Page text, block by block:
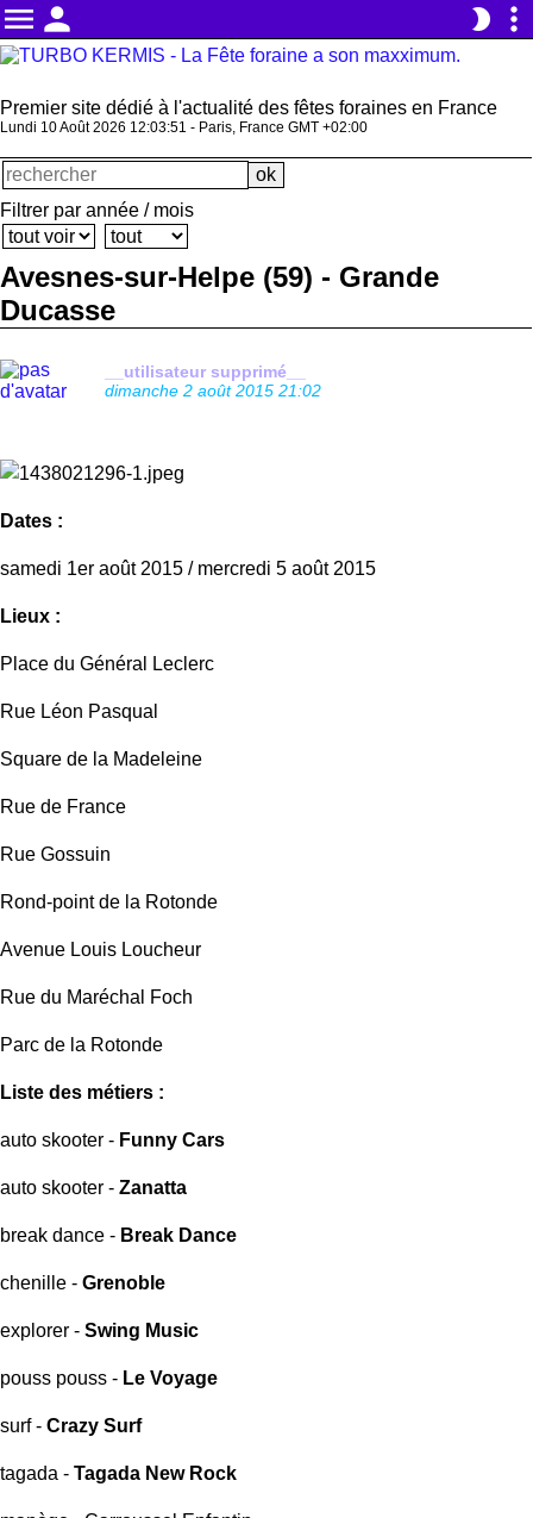
menu person brightness_2 more_vert
Premier site dédié à l'actualité des fêtes foraines en France
Lundi 10 Août 2026 12:03:52 - Paris, France GMT +02:00
Filtrer par année / mois
Avesnes-sur-Helpe (59) - Grande
Ducasse
__utilisateur supprimé__
dimanche 2 août 2015 21:02
Dates :
samedi 1er août 2015 / mercredi 5 août 2015
Lieux :
Place du Général Leclerc
Rue Léon Pasqual
Square de la Madeleine
Rue de France
Rue Gossuin
Rond-point de la Rotonde
Avenue Louis Loucheur
Rue du Maréchal Foch
Parc de la Rotonde
Liste des métiers :
auto skooter - Funny Cars
auto skooter - Zanatta
break dance - Break Dance
chenille - Grenoble
explorer - Swing Music
pouss pouss - Le Voyage
surf - Crazy Surf
tagada - Tagada New Rock